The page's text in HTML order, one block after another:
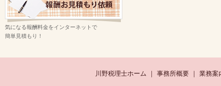
気になる報酬料金をインターネットで
簡単見積もり！
川野税理士ホーム ｜ 事務所概要 ｜ 業務案